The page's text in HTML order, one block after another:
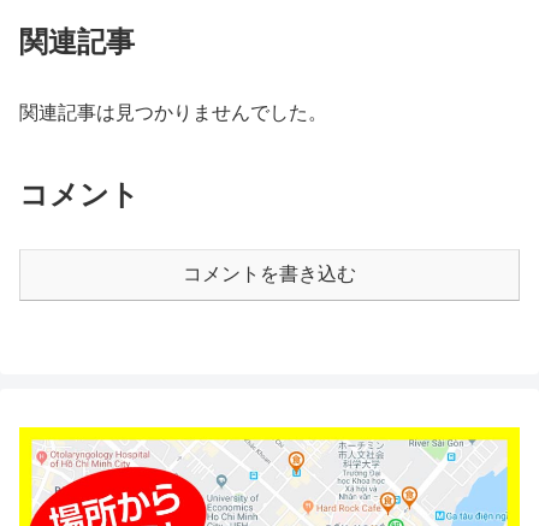
関連記事
関連記事は見つかりませんでした。
コメント
コメントを書き込む